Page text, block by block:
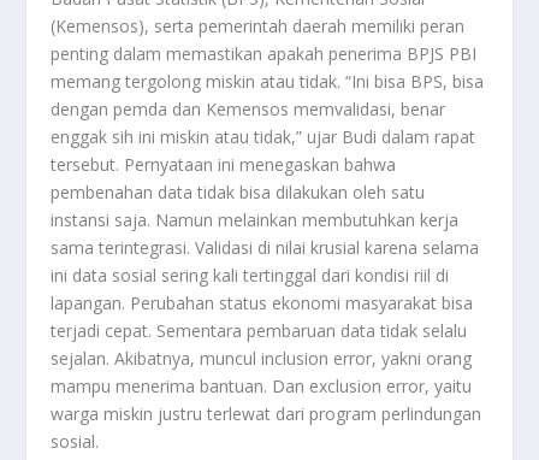
(Kemensos), serta pemerintah daerah memiliki peran
penting dalam memastikan apakah penerima BPJS PBI
memang tergolong miskin atau tidak. “Ini bisa BPS, bisa
dengan pemda dan Kemensos memvalidasi, benar
enggak sih ini miskin atau tidak,” ujar Budi dalam rapat
tersebut. Pernyataan ini menegaskan bahwa
pembenahan data tidak bisa dilakukan oleh satu
instansi saja. Namun melainkan membutuhkan kerja
sama terintegrasi. Validasi di nilai krusial karena selama
ini data sosial sering kali tertinggal dari kondisi riil di
lapangan. Perubahan status ekonomi masyarakat bisa
terjadi cepat. Sementara pembaruan data tidak selalu
sejalan. Akibatnya, muncul inclusion error, yakni orang
mampu menerima bantuan. Dan exclusion error, yaitu
warga miskin justru terlewat dari program perlindungan
sosial.